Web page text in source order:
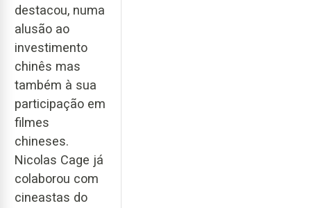
destacou, numa
alusão ao
investimento
chinês mas
também à sua
participação em
filmes
chineses.
Nicolas Cage já
colaborou com
cineastas do